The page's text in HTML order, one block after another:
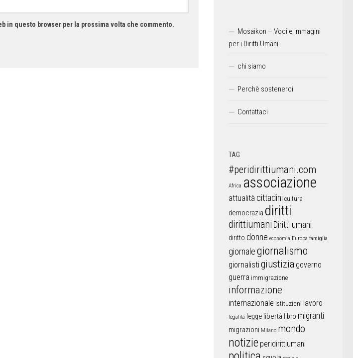
in questo browser per la prossima volta che commento.
Mosaikon – Voci e immagini
per i Diritti Umani
chi siamo
Perchè sostenerci
Contattaci
TAG
#peridirittiumani.com
Africa associazione
attualità cittadini cultura
democrazia diritti
dirittiumani Diritti umani
diritto donne economia Europa famiglia
giornalegiornalismo
giornalistigiustizia governo
guerra immigrazione
informazione
internazionale istituzioni lavoro
legalità legge libertà libro migranti
migrazioni Milano mondo
notizie peridirittiumani